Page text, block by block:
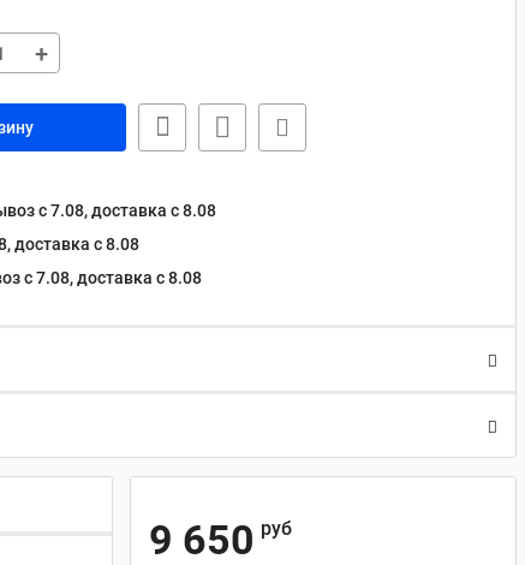
+
с 7.08, доставка c 8.08
доставка c 8.08
с 7.08, доставка c 8.08
9 650 руб